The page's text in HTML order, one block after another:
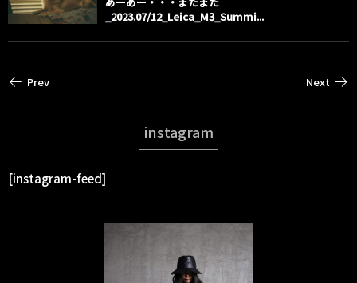
_2023.07/12_Leica_M3_Summi...
Prev Next
instagram
[instagram-feed]